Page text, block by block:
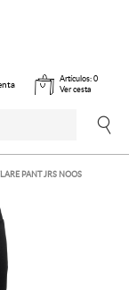
Artículos:0
Ver cesta
PANT JRS NOOS